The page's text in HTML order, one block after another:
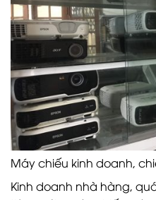
Máy chiếu kinh doanh,
Kinh doanh nhà hàng,